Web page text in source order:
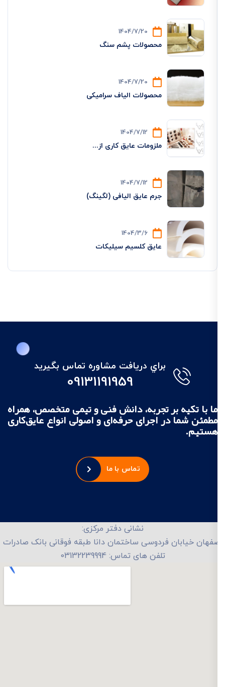
1404/7/20
محصولات پشم سنگ
1404/7/20
محصولات الیاف سرامیکی
1404/7/12
ملزومات عایق کاری از...
1404/7/12
جرم عایق الیافی (لگینگ)
1404/3/6
عایق کلسیم سیلیکات
براي دريافت مشاوره تماس بگيريد
09131191959
ما با تکیه بر تجربه، دانش فنی و تیمی متخصص، همراه
مطمئن شما در اجرای حرفه‌ای و اصولی انواع عایق‌کاری
هستیم.
تماس با ما
نشانی دفتر مرکزی:
خیابان فردوسی ساختمان دانا طبقه فوقانی بانک صادرات
تلفن های تماس: 03132239994